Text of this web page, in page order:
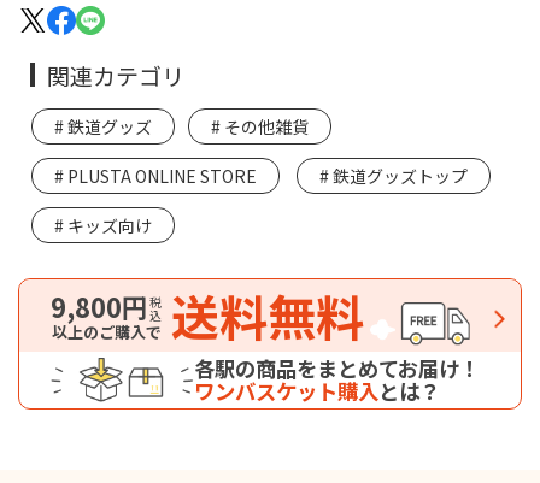
関連カテゴリ
鉄道グッズ その他雑貨
PLUSTA ONLINE STORE 鉄道グッズトップ
キッズ向け
9,800円税込
以上のご購入で 送料無料
各駅の商品をまとめてお届け！
ワンバスケット購入とは？